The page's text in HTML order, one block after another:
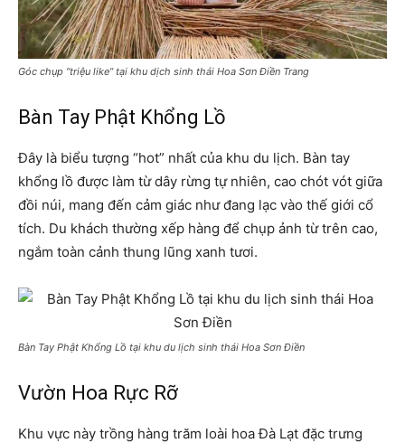
Góc chụp “triệu like” tại khu dịch sinh thái Hoa Sơn Điền Trang
Bàn Tay Phật Khổng Lồ
Đây là biểu tượng “hot” nhất của khu du lịch. Bàn tay
khổng lồ được làm từ dây rừng tự nhiên, cao chót vót giữa
đồi núi, mang đến cảm giác như đang lạc vào thế giới cổ
tích. Du khách thường xếp hàng để chụp ảnh từ trên cao,
ngắm toàn cảnh thung lũng xanh tươi.
Bàn Tay Phật Khổng Lồ tại khu du lịch sinh thái Hoa Sơn Điền
Vườn Hoa Rực Rỡ
Khu vực này trồng hàng trăm loài hoa Đà Lạt đặc trưng